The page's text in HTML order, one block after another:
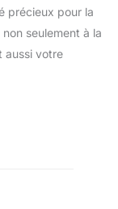
précieux pour la
seulement à la
aussi votre